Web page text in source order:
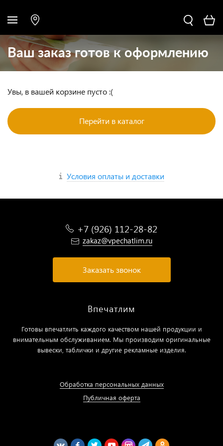
Ваш заказ готов к оформлению
Увы, в вашей корзине пусто :(
Перейти в каталог
Условия оплаты и доставки
+7 (926) 112-28-82
zakaz@vpechatlim.ru
Заказать звонок
Впечатлим
Готовы впечатлить каждого качеством нашей продукции и
внимательным обслуживанием. Мы производим оригинальные
вывески, таблички и другие рекламные изделия.
Обработка персональных данных
Публичная оферта